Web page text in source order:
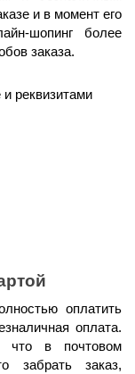
и в момент его
шопинг более
заказа.
реквизитами
оплатить
оплата.
что в почтовом
забрать заказ,